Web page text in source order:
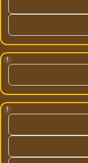
!
!